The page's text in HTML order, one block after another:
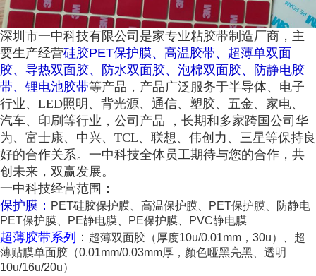
深圳市一中科技有限公司是家专业粘胶带制造厂商，主
要生产经营硅胶PET保护膜、高温胶带、超薄单双面
胶、导热双面胶、防水双面胶、泡棉双面胶、防静电胶
带、锂电池胶带等产品，产品广泛服务于半导体、电子
行业、LED照明、背光源、通信、塑胶、五金、家电、
汽车、印刷等行业，公司产品 ，长期和多家跨国公司华
为、富士康、中兴、TCL、联想、伟创力、三星等保持良
好的合作关系。一中科技全体员工期待与您的合作，共
创未来，双赢发展。
一中科技经营范围：
保护膜： PET硅胶保护膜、高温保护膜、PET保护膜、防静电
PET保护膜、PE静电膜、PE保护膜、PVC静电膜
超薄胶带系列 ： 超薄双面胶（厚度10u/0.01mm，30u）、超
薄贴膜单面胶（0.01mm/0.03mm厚，颜色哑黑亮黑、透明
10u/16u/20u）